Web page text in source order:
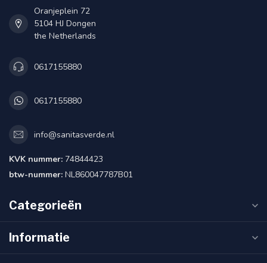
Oranjeplein 72
5104 HJ Dongen
the Netherlands
0617155880
0617155880
info@sanitasverde.nl
KVK nummer: 74844423
btw-nummer: NL860047787B01
Categorieën
Informatie